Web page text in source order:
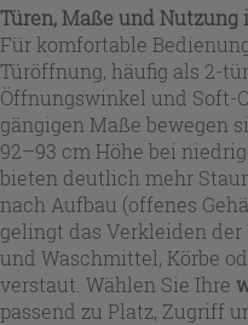
Türen, Maße und Nutzung
Für komfortable
Türöffnung, häufig als 2-
Öffnungswinkel und Soft-
gängigen Maße bewegen
92–93 cm Höhe bei
bieten deutlich mehr
nach Aufbau (offenes
gelingt das Verkleiden
und Waschmittel, Körbe
verstaut. Wählen Sie Ihre
passend zu Platz, Zugriff